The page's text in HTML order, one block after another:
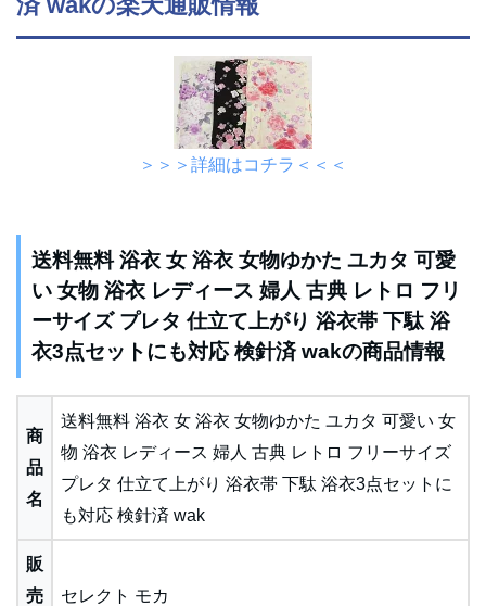
＞＞＞詳細はコチラ＜＜＜
送料無料 浴衣 女 浴衣 女物ゆかた ユカタ 可愛
い 女物 浴衣 レディース 婦人 古典 レトロ フリ
ーサイズ プレタ 仕立て上がり 浴衣帯 下駄 浴
衣3点セットにも対応 検針済 wakの商品情報
商
品
名
送料無料 浴衣 女 浴衣 女物ゆかた ユカタ 可愛い 女
物 浴衣 レディース 婦人 古典 レトロ フリーサイズ
プレタ 仕立て上がり 浴衣帯 下駄 浴衣3点セットに
も対応 検針済 wak
販
売
セレクト モカ